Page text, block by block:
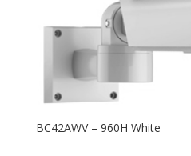
BC42AWV – 960H White